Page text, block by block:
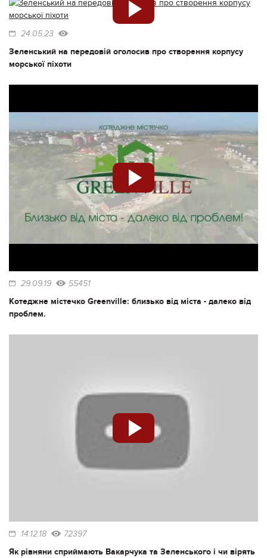
24.05.23
Зеленський на передовій оголосив про створення корпусу
морської піхоти
29.09.19 55451
Котеджне містечко Greenville: близько від міста - далеко від
проблем.
14.12.18 72397
Як рівняни сприймають Вакарчука та Зеленського і чи вірять